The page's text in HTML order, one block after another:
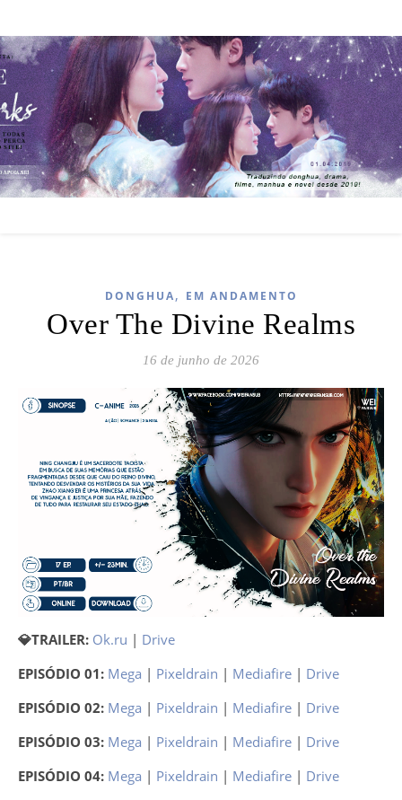
DONGHUA, EM ANDAMENTO
Over The Divine Realms
16 de junho de 2026
💎TRAILER: Ok.ru | Drive
EPISÓDIO 01: Mega | Pixeldrain | Mediafire | Drive
EPISÓDIO 02: Mega | Pixeldrain | Mediafire | Drive
EPISÓDIO 03: Mega | Pixeldrain | Mediafire | Drive
EPISÓDIO 04: Mega | Pixeldrain | Mediafire | Drive